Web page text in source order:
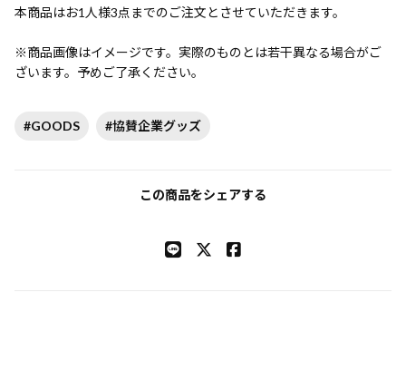
本商品はお1人様3点までのご注文とさせていただきます。
※商品画像はイメージです。実際のものとは若干異なる場合がご
ざいます。予めご了承ください。
#GOODS #協賛企業グッズ
この商品をシェアする